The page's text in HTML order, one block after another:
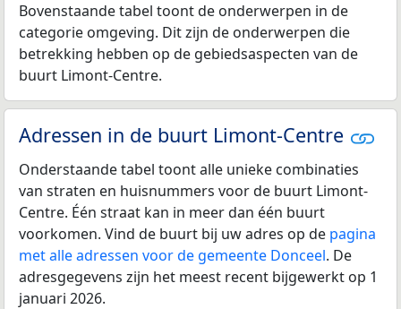
Bovenstaande tabel toont de onderwerpen in de
categorie omgeving. Dit zijn de onderwerpen die
betrekking hebben op de gebiedsaspecten van de
buurt Limont-Centre.
Adressen in de buurt Limont-Centre
Onderstaande tabel toont alle unieke combinaties
van straten en huisnummers voor de buurt Limont-
Centre. Één straat kan in meer dan één buurt
voorkomen. Vind de buurt bij uw adres op de pagina
met alle adressen voor de gemeente Donceel. De
adresgegevens zijn het meest recent bijgewerkt op 1
januari 2026.